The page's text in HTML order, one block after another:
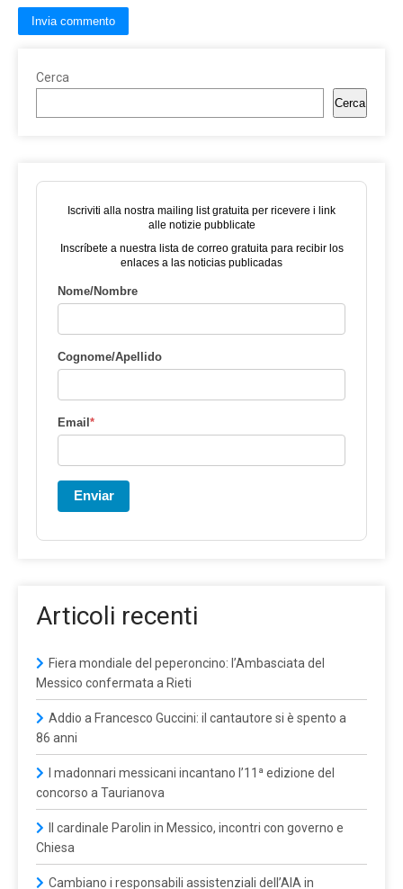
Cerca
Cerca
Iscriviti alla nostra mailing list gratuita per ricevere i link
alle notizie pubblicate
Inscríbete a nuestra lista de correo gratuita para recibir los
enlaces a las noticias publicadas
Nome/Nombre
Cognome/Apellido
Email*
Enviar
Articoli recenti
Fiera mondiale del peperoncino: l’Ambasciata del
Messico confermata a Rieti
Addio a Francesco Guccini: il cantautore si è spento a
86 anni
I madonnari messicani incantano l’11ª edizione del
concorso a Taurianova
Il cardinale Parolin in Messico, incontri con governo e
Chiesa
Cambiano i responsabili assistenziali dell’AIA in